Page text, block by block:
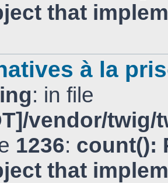
that
à la
: in file
vendor/
1236: count():
that